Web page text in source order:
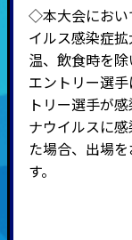
◇本大会におい
イルス感染症
温、飲食時を
エントリー選
トリー選手が
ナウイルスに
た場合、出場
す。